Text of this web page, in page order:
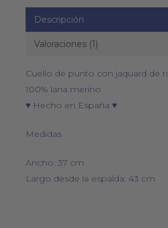
Descripción
Valoraciones (1)
Cuello de punto con jaquard de
100% lana merino
♥ Hecho en España ♥
Medidas
Ancho: 37 cm
Largo desde la espalda: 43 cm